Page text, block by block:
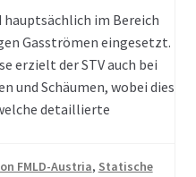
hauptsächlich im Bereich
Gasströmen eingesetzt.
erzielt der STV auch bei
und Schäumen, wobei dies
detaillierte
FMLD-Austria, Statische